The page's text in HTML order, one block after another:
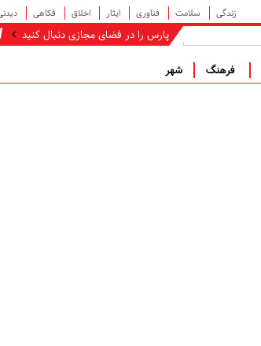
زندگی سلامت فناوری ایثار اخلاق فکاهی
پارس را در فضای مجازی دنبال کنید
فرهنگ شهر